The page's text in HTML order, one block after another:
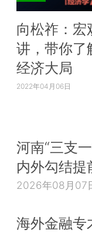
向松祚：宏
讲，带你了
经济大局
2022年04月06日
河南“三支
内外勾结提
2026年08月07
海外金融专